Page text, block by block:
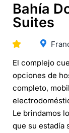
Bahía
Suites
El complejo
opciones de
completo,
Le brindamos
que su estadía